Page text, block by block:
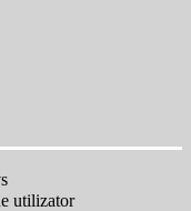
utilizator